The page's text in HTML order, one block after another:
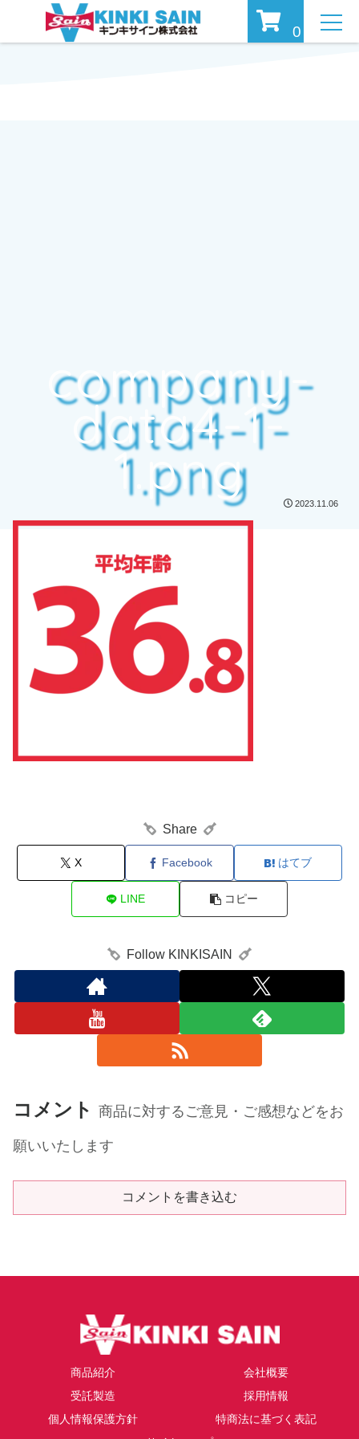
company-
data4-1-
1.png
2023.11.06
Share
X Facebook はてブ
LINE コピー
Follow KINKISAIN
コメント 商品に対するご意見・ご感想などをお
願いいたします
コメントを書き込む
商品紹介
会社概要
受託製造
採用情報
個人情報保護方針
特商法に基づく表記
0